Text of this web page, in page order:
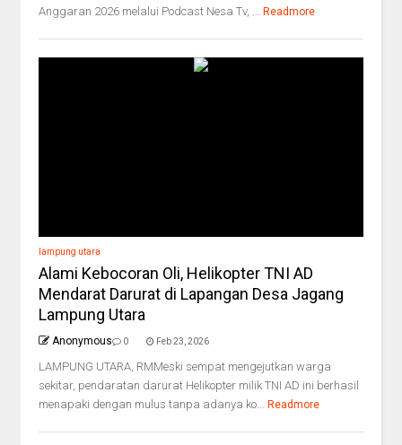
Anggaran 2026 melalui Podcast Nesa Tv, ... Readmore
lampung utara
Alami Kebocoran Oli, Helikopter TNI AD
Mendarat Darurat di Lapangan Desa Jagang
Lampung Utara
Anonymous 0 Feb 23, 2026
LAMPUNG UTARA, RMMeski sempat mengejutkan warga
sekitar, pendaratan darurat Helikopter milik TNI AD ini berhasil
menapaki dengan mulus tanpa adanya ko... Readmore